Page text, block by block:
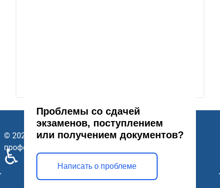
Проблемы со сдачей
экзаменов, поступлением
или получением документов?
Написать о проблеме
© 2026 ГАПОУ Стерлитамакский многопрофильный
профессиональный колледж. Все права защищены.